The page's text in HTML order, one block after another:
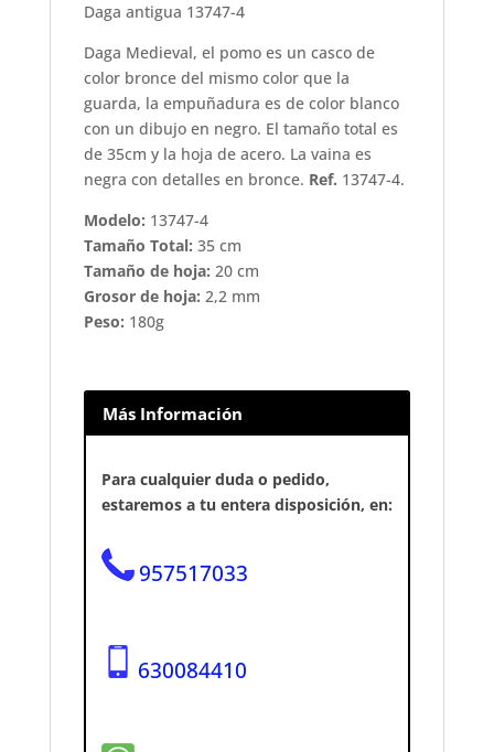
Daga antigua 13747-4
Daga Medieval, el pomo es un casco de
color bronce del mismo color que la
guarda, la empuñadura es de color blanco
con un dibujo en negro. El tamaño total es
de 35cm y la hoja de acero. La vaina es
negra con detalles en bronce. Ref. 13747-4.
Modelo: 13747-4
Tamaño Total: 35 cm
Tamaño de hoja: 20 cm
Grosor de hoja: 2,2 mm
Peso: 180g
Más Información
Para cualquier duda o pedido,
estaremos a tu entera disposición, en:
957517033
630084410